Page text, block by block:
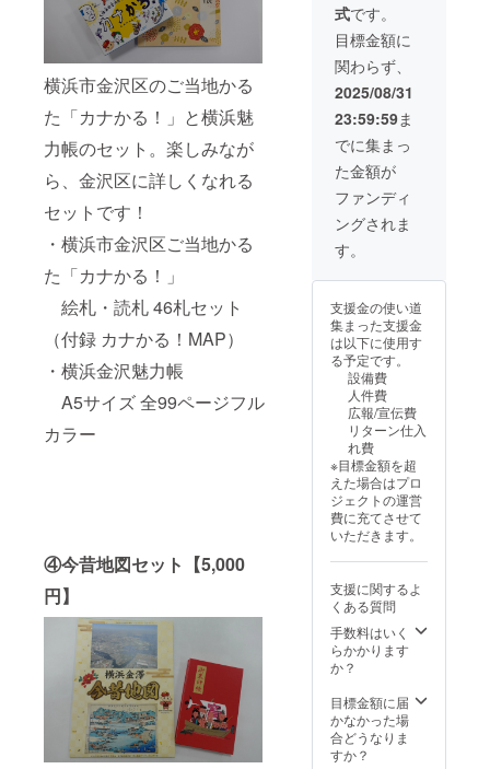
横浜市金沢区のご当地かる
た「カナかる！」と横浜魅
力帳のセット。楽しみなが
ら、金沢区に詳しくなれる
セットです！
・横浜市金沢区ご当地かる
た「カナかる！」
絵札・読札 46札セット
（付録 カナかる！MAP）
・横浜金沢魅力帳
A5サイズ 全99ページフル
カラー
④今昔地図セット【5,000
円】
12cm、
厚み
1.5cm
枚
数：片
（蛇腹
タイ
プ） ・
横浜金
澤七福
神 クリ
アファ
枚セッ
ト）
サイ
ズ：縦
31cm、
横
22cm（
Ａ４サ
イズが
はいり
ま
す）
紅白各
１枚 ・
七福神
缶バッ
ジ 七
福神＋
シーク
レット
缶バッ
ジ ・横
図 サ
イズ：
A4（A1
として
も使っ
ていた
だけま
す！
サイ
ズ：縦
100mm
×横
90mm
・金沢
区幸せ
お届け
ちゃん
るみ
キーホ
ルダー
（マリ
ンver）
「セー
ラー
ツ」を
着
た、“マ
リンぼ
たん
ちゃ
中には
「I♡LO
VE
KANAZ
ゴ入り
サイ
ズ：縦
トで
す！ ・
横浜市
金沢区
ご当地
かるた
「カナ
か
る！」
絵
札・読
札 46札
セット
る！
・横浜
金沢魅
力帳
サイ
ズ：縦
21cm、
横
15cm（
ズ）全
99ペー
ジフル
カラー
【カナ
かる！
横浜市
金沢区
の「魅
力」を
ぎゅー
め込ん
だ「ご
当地か
るた」
式です。
目標金額に
関わらず、
2025/08/31
23:59:59ま
でに集まっ
た金額が
ファンディ
ングされま
す。
支援金の使い道
集まった支援金
は以下に使用す
る予定です。
設備費
人件費
広報/宣伝費
リターン仕入
れ費
※目標金額を超
えた場合はプロ
ジェクトの運営
費に充てさせて
いただきます。
支援に関するよ
くある質問
手数料はいく
らかかります
か？
目標金額に届
かなかった場
合どうなりま
すか？